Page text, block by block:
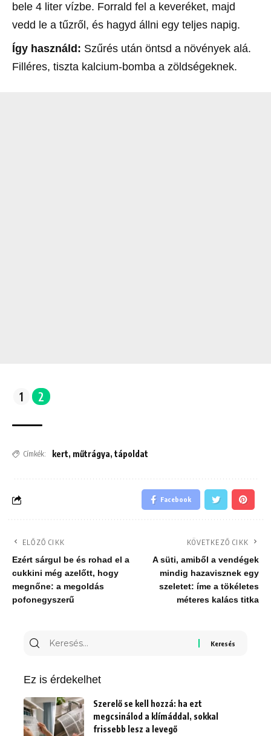
bele 4 liter vízbe. Forrald fel a keveréket, majd
vedd le a tűzről, és hagyd állni egy teljes napig.
Így használd: Szűrés után öntsd a növények alá.
Filléres, tiszta kalcium-bomba a zöldségeknek.
1 2
Címkék: kert, műtrágya, tápoldat
Facebook
ELŐZŐ CIKK
Ezért sárgul be és rohad el a
cukkini még azelőtt, hogy
megnőne: a megoldás
pofonegyszerű
KÖVETKEZŐ CIKK
A süti, amiből a vendégek
mindig hazavisznek egy
szeletet: íme a tökéletes
méteres kalács titka
Keresés
Ez is érdekelhet
Szerelő se kell hozzá: ha ezt
megcsinálod a klímáddal, sokkal
frissebb lesz a levegő